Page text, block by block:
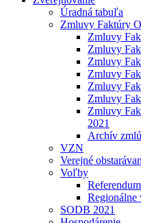
Úradná tabuľa
Zmluvy Faktúry
Zmluvy
Zmluvy
Zmluvy
Zmluvy
Zmluvy
Zmluvy
Zmluvy
2021
Archív
VZN
Verejné
Voľby
Referendum
SODB 2021